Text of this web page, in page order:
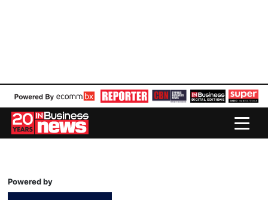
Powered by